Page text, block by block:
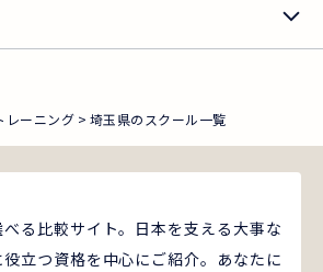
レーニング 埼玉県のスクール一覧
る比較サイト。日本を支える大事な
立つ資格を中心にご紹介。あなたに